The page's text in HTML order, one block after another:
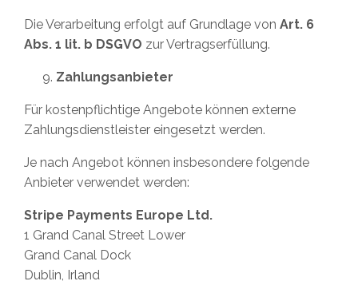
Die Verarbeitung erfolgt auf Grundlage von Art. 6
Abs. 1 lit. b DSGVO zur Vertragserfüllung.
Zahlungsanbieter
Für kostenpflichtige Angebote können externe
Zahlungsdienstleister eingesetzt werden.
Je nach Angebot können insbesondere folgende
Anbieter verwendet werden:
Stripe Payments Europe Ltd.
1 Grand Canal Street Lower
Grand Canal Dock
Dublin, Irland